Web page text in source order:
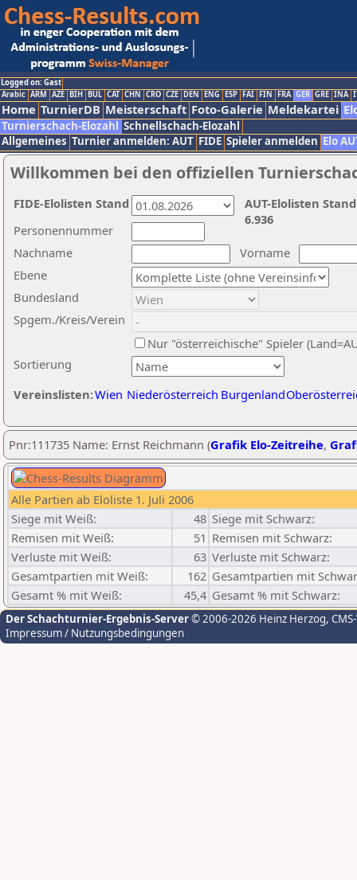
Logged on: Gast
Arabic ARM AZE BIH BUL CAT CHN CRO CZE DEN ENG ESP FAI FIN FRA GER GRE INA
Home TurnierDB Meisterschaft Foto-Galerie Meldekartei
Turnierschach-Elozahl Schnellschach-Elozahl
Allgemeines Turnier anmelden: AUT FIDE Spieler anmelden Elo
Willkommen bei den offiziellen
Nachname
Vorname
Ebene
Sortierung
Personennummer
Bundesland
Spgem./Kreis/Verein
Nur "österreichische" Spieler
Vereinslisten:Wien Niederösterreich Burgenland
AUT-Elolisten
6.936
FIDE-Elolisten Stand
Pnr:111735 Name: Ernst Reichmann (Grafik Elo-Zeitreihe,
Alle Partien ab Eloliste 1. Juli 2006
Siege mit Weiß:
48 Siege mit Schwarz:
Remisen mit Weiß:
51 Remisen mit Schwarz:
Verluste mit Weiß:
63 Verluste mit Schwarz:
Gesamtpartien mit Weiß:
162 Gesamtpartien mit
Gesamt % mit Weiß:
45,4 Gesamt % mit Schwarz:
Der Schachturnier-Ergebnis-Server© 2006-2026 Heinz Herzog,
Impressum / Nutzungsbedingungen